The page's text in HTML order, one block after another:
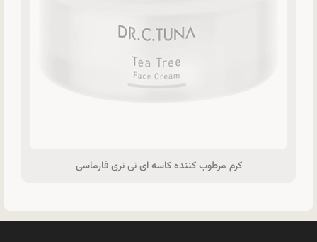
کرم مرطوب کننده کاسه ای تی تری فارماسی